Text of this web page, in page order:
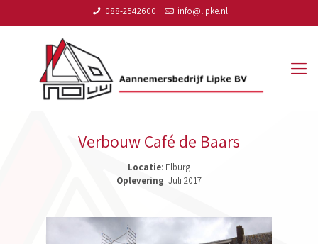
088-2542600 info@lipke.nl
Verbouw Café de Baars
Locatie: Elburg
Oplevering: Juli 2017